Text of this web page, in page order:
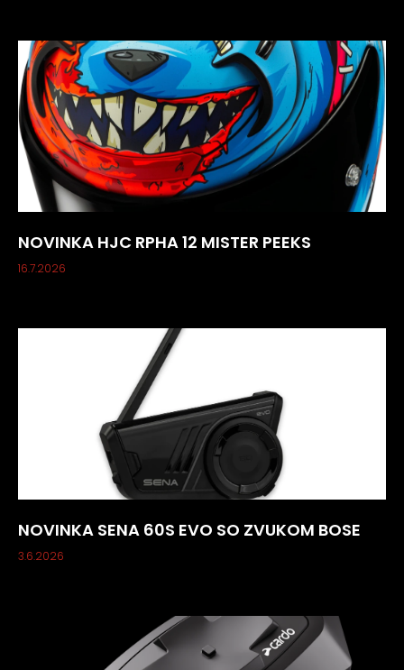
NOVINKA HJC RPHA 12 MISTER PEEKS
16.7.2026
NOVINKA SENA 60S EVO SO ZVUKOM BOSE
3.6.2026